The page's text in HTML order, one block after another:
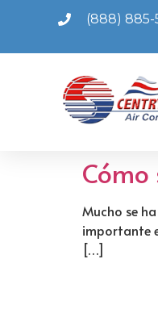
(888) 885-
Mucho se
importante
[…]